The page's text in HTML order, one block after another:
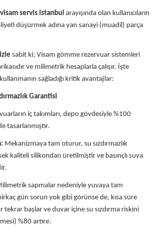
visam servis istanbul arayışında olan kullanıcıların
düşürmek adına yan sanayi (muadil) parça
sabit ki; Visam gömme rezervuar sistemleri
ve milimetrik hesaplarla çalışır. İşte
sağladığı kritik avantajlar:
Garantisi
iç takımları, depo gövdesiyle %100
tasarlanmıştır.
Mekanizmaya tam oturur, su sızdırmazlık
kaliteli silikondan üretilmiştir ve basınçlı suya
sapmalar nedeniyle yuvaya tam
gün sorun yok gibi görünse de, kısa süre
tekrar başlar ve duvar içine su sızdırma riskini
%80 artırır.